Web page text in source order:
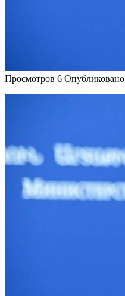
Просмотров 6 Опубликовано